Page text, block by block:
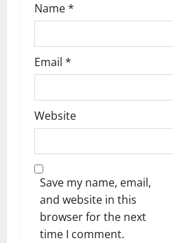
Name*
Email *
Website
Save my name, email,
and website in this
browser for the next
time I comment.